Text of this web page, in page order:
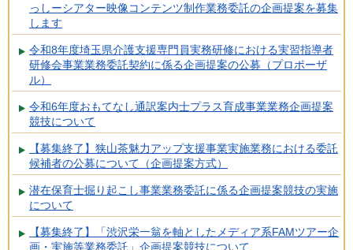
っしーシアター映像コンテンツ制作業務委託の企画提案を募集
します
令和8年度埼玉県介護支援専門員実務研修における実習指導者
研修会事業業務委託契約に係る企画提案の公募（プロポーザ
ル）
令和6年度おもてなし通訳案内士プラス育成事業業務企画提案
競技について
【募集終了】狭山茶魅力アップ支援事業実施業務における委託
候補者の公募について（企画提案方式）
潜在保育士掘り起こし事業業務委託に係る企画提案競技の実施
について
【募集終了】「渋沢栄一翁を軸としたメディア系FAMツアー企
画・実施等業務委託」企画提案競技について